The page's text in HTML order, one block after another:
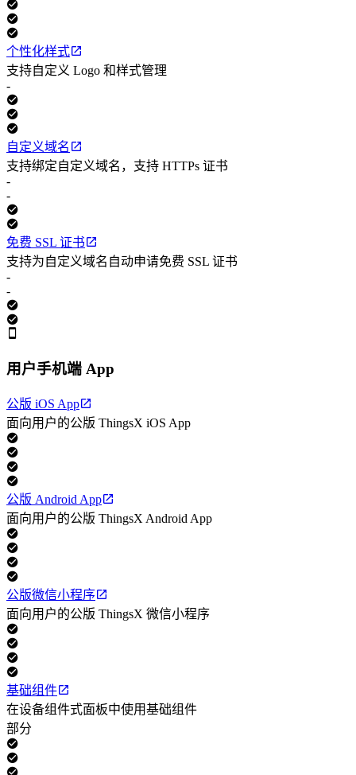
个性化样式
支持自定义 Logo 和样式管理
-
自定义域名
支持绑定自定义域名，支持 HTTPs 证书
-
-
免费 SSL 证书
支持为自定义域名自动申请免费 SSL 证书
-
-
用户手机端 App
公版 iOS App
面向用户的公版 ThingsX iOS App
公版 Android App
面向用户的公版 ThingsX Android App
公版微信小程序
面向用户的公版 ThingsX 微信小程序
基础组件
在设备组件式面板中使用基础组件
部分